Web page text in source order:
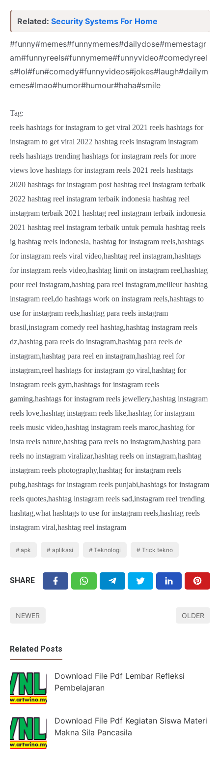
Related: Security Systems For Home
#funny#memes#funnymemes#dailydose#memestagr
am#funnyreels#funnymeme#funnyvideo#comedyreel
s#lol#fun#comedy#funnyvideos#jokes#laugh#dailym
emes#lmao#humor#humour#haha#smile
Tag:
reels hashtags for instagram to get viral 2021 reels hashtags for
instagram to get viral 2022 hashtag reels instagram instagram
reels hashtags trending hashtags for instagram reels for more
views love hashtags for instagram reels 2021 reels hashtags
2020 hashtags for instagram post hashtag reel instagram terbaik
2022 hashtag reel instagram terbaik indonesia hashtag reel
instagram terbaik 2021 hashtag reel instagram terbaik indonesia
2021 hashtag reel instagram terbaik untuk pemula hashtag reels
ig hashtag reels indonesia, hashtag for instagram reels,hashtags
for instagram reels viral video,hashtag reel instagram,hashtags
for instagram reels video,hashtag limit on instagram reel,hashtag
pour reel instagram,hashtag para reel instagram,meilleur hashtag
instagram reel,do hashtags work on instagram reels,hashtags to
use for instagram reels,hashtag para reels instagram
brasil,instagram comedy reel hashtag,hashtag instagram reels
dz,hashtag para reels do instagram,hashtag para reels de
instagram,hashtag para reel en instagram,hashtag reel for
instagram,reel hashtags for instagram go viral,hashtag for
instagram reels gym,hashtags for instagram reels
gaming,hashtags for instagram reels jewellery,hashtag instagram
reels love,hashtag instagram reels like,hashtag for instagram
reels music video,hashtag instagram reels maroc,hashtag for
insta reels nature,hashtag para reels no instagram,hashtag para
reels no instagram viralizar,hashtag reels on instagram,hashtag
instagram reels photography,hashtag for instagram reels
pubg,hashtags for instagram reels punjabi,hashtags for instagram
reels quotes,hashtag instagram reels sad,instagram reel trending
hashtag,what hashtags to use for instagram reels,hashtag reels
instagram viral,hashtag reel instagram
apk aplikasi Teknologi Trick tekno
SHARE
NEWER OLDER
Related Posts
Download File Pdf Lembar Refleksi
Pembelajaran
Download File Pdf Kegiatan Siswa Materi
Makna Sila Pancasila